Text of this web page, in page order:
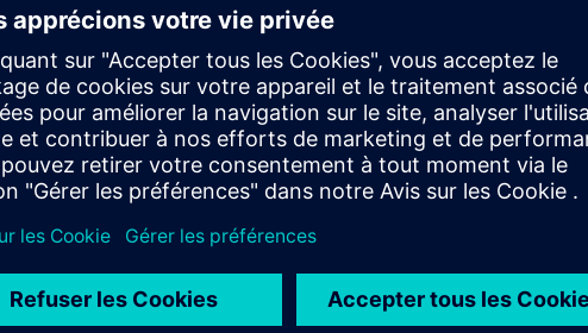
Plusieurs options
Déployez sur AWS, Azure,
sécurité stricte. Créez des
avec une interface pointer-
réduisez les risques et les coûts
applications.